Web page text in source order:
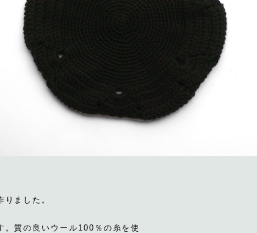
ました。
。質の良いウール100％の糸を使